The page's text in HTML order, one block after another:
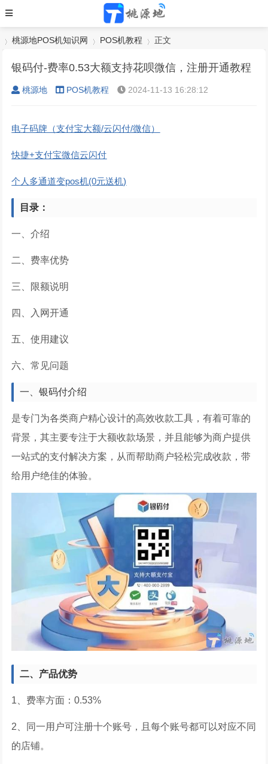
桃源地POS机知识网
›
POS机教程
›
正文
银码付-费率0.53大额支持花呗微信，注册开通教程
桃源地 POS机教程 2024-11-13 16:28:12
电子码牌（支付宝大额/云闪付/微信）
快捷+支付宝微信云闪付
个人多通道变pos机(0元送机)
目录：
一、介绍
二、费率优势
三、限额说明
四、入网开通
五、使用建议
六、常见问题
一、银码付介绍
是专门为各类商户精心设计的高效收款工具，有着可靠的
背景，其主要专注于大额收款场景，并且能够为商户提供
一站式的支付解决方案，从而帮助商户轻松完成收款，带
给用户绝佳的体验。
二、产品优势
1、费率方面：0.53%
2、同一用户可注册十个账号，且每个账号都可以对应不同
的店铺。